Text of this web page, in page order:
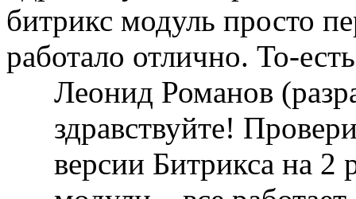
битрикс модуль просто
работало отлично. То-
Леонид Романов
здравствуйте!
версии Битрикса на 2